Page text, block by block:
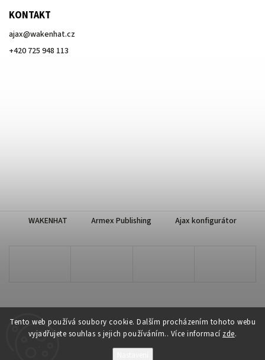
Tento web používá soubory cookie. Dalším procházením tohoto webu
vyjadřujete souhlas s jejich používáním.. Více informací zde.
KONTAKT
ajax@wakenhat.cz
+420 725 948 113
WAKENHAT Armex Publishing Ajax konfigurátor
WAKENHAT e-shop. Všechna práva vyhrazena.